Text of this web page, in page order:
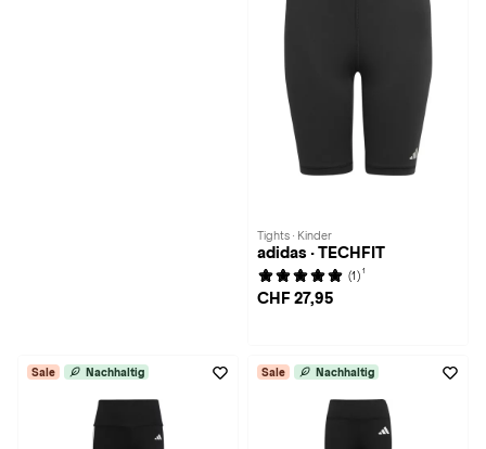
Tights · Kinder
adidas · TECHFIT
(1) 1
CHF 27,95
Sale Nachhaltig Sale Nachhaltig